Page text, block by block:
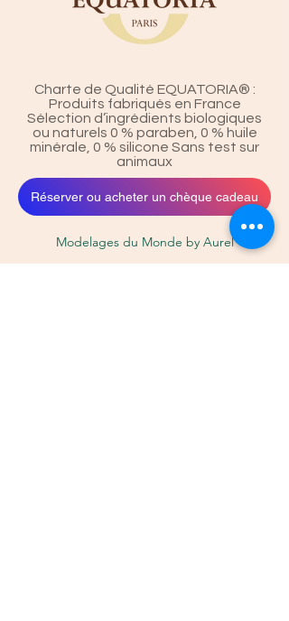
Charte de Qualité EQUATORIA® :
Produits fabriqués en France
Sélection d’ingrédients biologiques
ou naturels 0 % paraben, 0 % huile
minérale, 0 % silicone Sans test sur
animaux
Réserver ou acheter un chèque cadeau
Modelages du Monde by Aurel